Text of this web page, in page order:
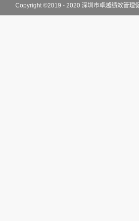
Copyright ©2019 - 2020 深圳市卓越绩效管理